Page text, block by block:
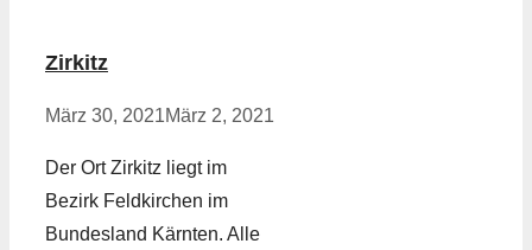
Zirkitz
März 30, 2021März 2, 2021
Der Ort Zirkitz liegt im
Bezirk Feldkirchen im
Bundesland Kärnten. Alle